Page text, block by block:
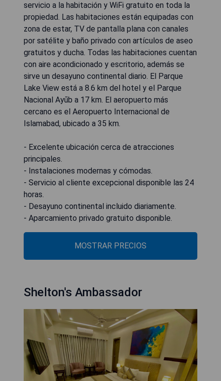
servicio a la habitación y WiFi gratuito en toda la
propiedad. Las habitaciones están equipadas con
zona de estar, TV de pantalla plana con canales
por satélite y baño privado con artículos de aseo
gratuitos y ducha. Todas las habitaciones cuentan
con aire acondicionado y escritorio, además se
sirve un desayuno continental diario. El Parque
Lake View está a 8.6 km del hotel y el Parque
Nacional Ayūb a 17 km. El aeropuerto más
cercano es el Aeropuerto Internacional de
Islamabad, ubicado a 35 km.
- Excelente ubicación cerca de atracciones
principales.
- Instalaciones modernas y cómodas.
- Servicio al cliente excepcional disponible las 24
horas.
- Desayuno continental incluido diariamente.
- Aparcamiento privado gratuito disponible.
MOSTRAR PRECIOS
Shelton's Ambassador